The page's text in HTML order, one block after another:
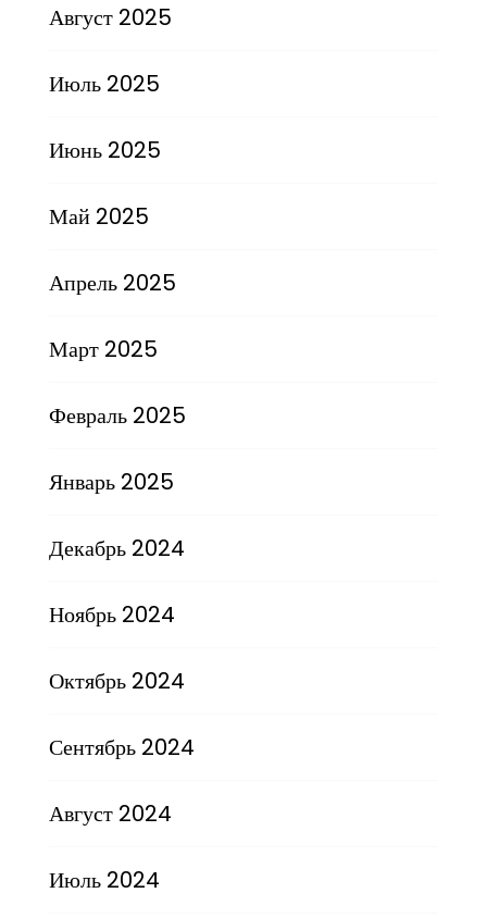
Август 2025
Июль 2025
Июнь 2025
Май 2025
Апрель 2025
Март 2025
Февраль 2025
Январь 2025
Декабрь 2024
Ноябрь 2024
Октябрь 2024
Сентябрь 2024
Август 2024
Июль 2024